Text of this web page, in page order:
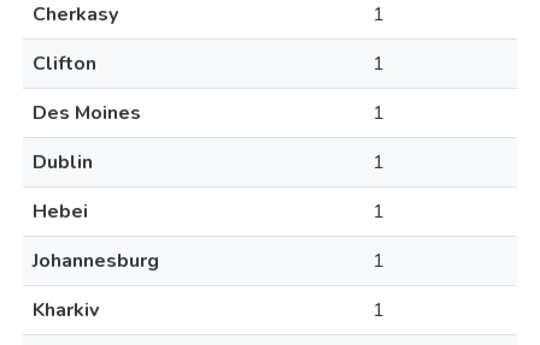
Cherkasy
1
Clifton
1
Des Moines
1
Dublin
1
Hebei
1
Johannesburg
1
Kharkiv
1